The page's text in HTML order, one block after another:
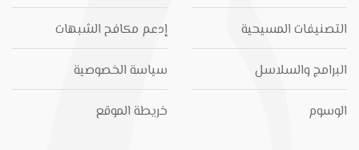
التصنيفات المسيحية
البرامج والسلاسل
الوسوم
إدعم مكافح الشبهات
سياسة الخصوصية
خريطة الموقع